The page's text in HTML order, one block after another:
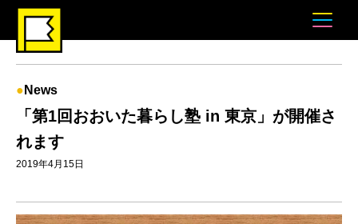
News
「第1回おおいた暮らし塾 in 東京」が開催さ
れます
2019年4月15日